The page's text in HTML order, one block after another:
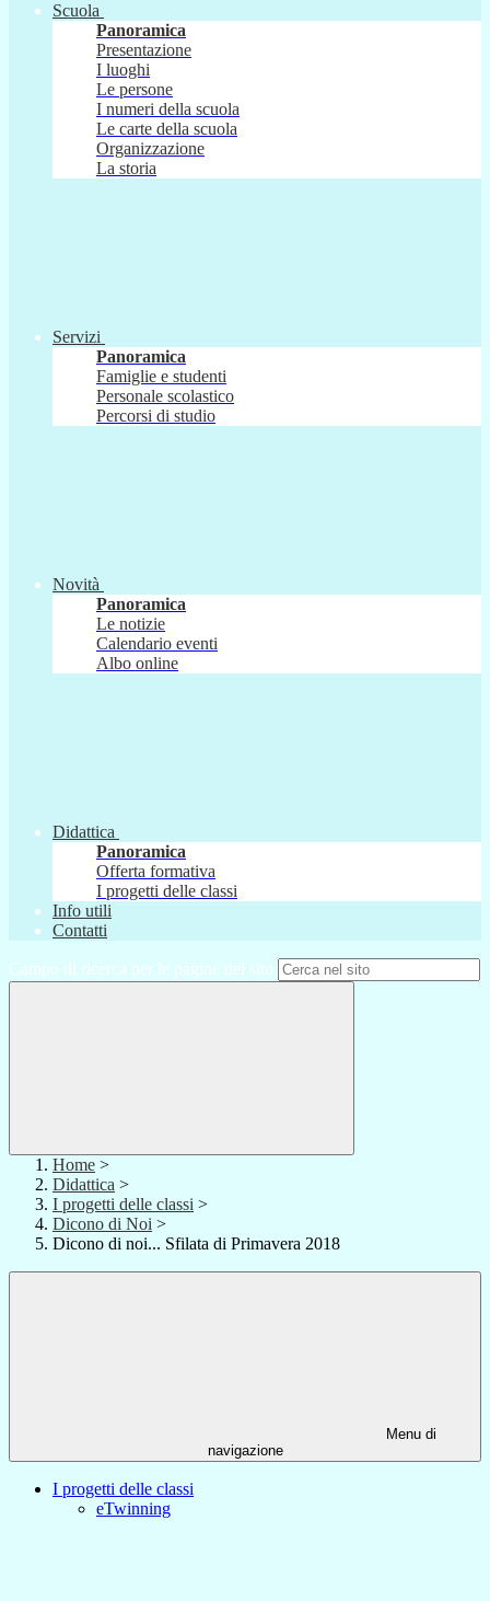
Scuola
Panoramica
Presentazione
I luoghi
Le persone
I numeri della scuola
Le carte della scuola
Organizzazione
La storia
Servizi
Panoramica
Famiglie e studenti
Personale scolastico
Percorsi di studio
Novità
Panoramica
Le notizie
Calendario eventi
Albo online
Didattica
Panoramica
Offerta formativa
I progetti delle classi
Info utili
Contatti
Campo di ricerca per le pagine del sito
Home >
Didattica >
I progetti delle classi >
Dicono di Noi >
Dicono di noi... Sfilata di Primavera 2018
Menu di
navigazione
I progetti delle classi
eTwinning